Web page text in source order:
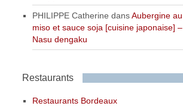
PHILIPPE Catherine dansAubergine au
miso et sauce soja [cuisine japonaise] –
Nasu dengaku
Restaurants
Restaurants Bordeaux